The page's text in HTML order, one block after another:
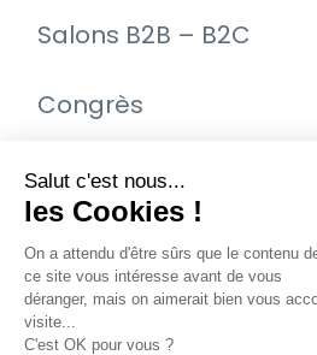
Salons B2B – B2C
Congrès
Remise de prix –
Journée Portes